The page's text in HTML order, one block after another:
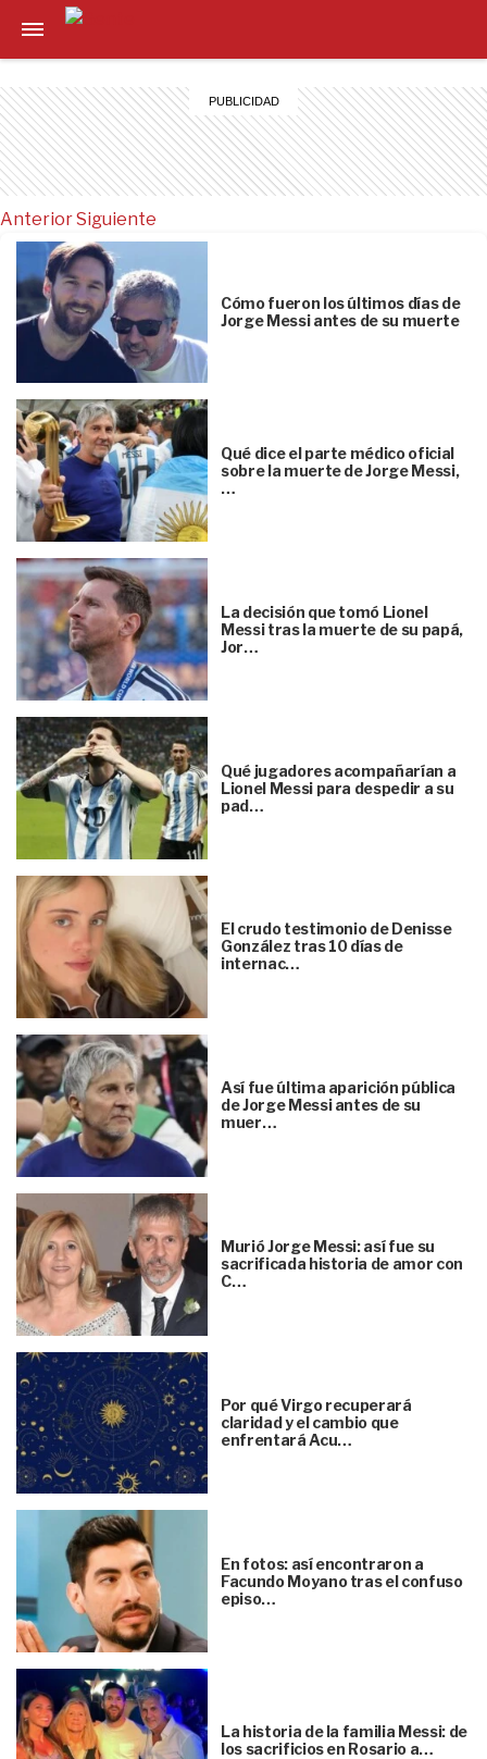
Anterior
Cómo fueron los últimos días de
Jorge Messi antes de su muerte
Qué dice el parte médico oficial
sobre la muerte de Jorge Messi,
…
La decisión que tomó Lionel
Messi tras la muerte de su papá,
Jor…
Qué jugadores acompañarían a
Lionel Messi para despedir a su
pad…
El crudo testimonio de Denisse
González tras 10 días de
internac…
Así fue última aparición pública
de Jorge Messi antes de su
muer…
Murió Jorge Messi: así fue su
sacrificada historia de amor con
C…
Por qué Virgo recuperará
claridad y el cambio que
enfrentará Acu…
En fotos: así encontraron a
Facundo Moyano tras el confuso
episo…
La historia de la familia Messi: de
los sacrificios en Rosario a…
Siguiente